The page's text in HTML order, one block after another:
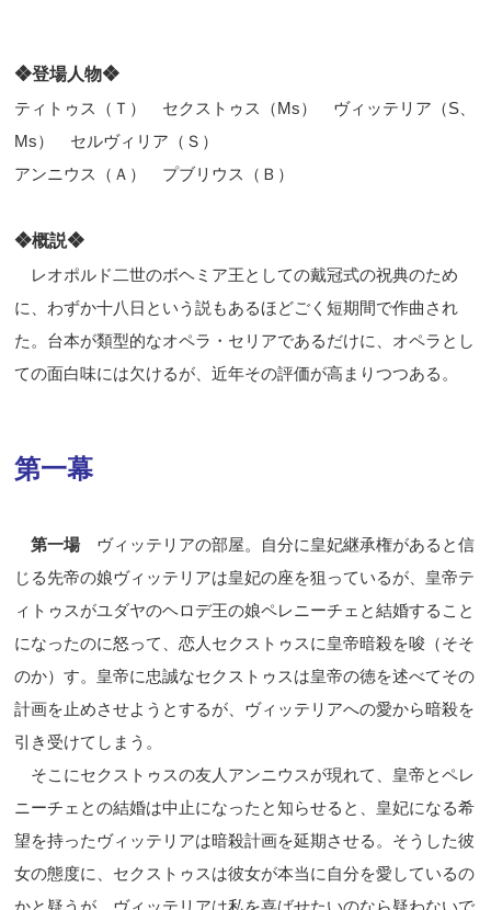
❖登場人物❖
ティトゥス（Ｔ） セクストゥス（Ms） ヴィッテリア（S
Ms） セルヴィリア（Ｓ）
アンニウス（Ａ） プブリウス（Ｂ）
❖概説❖
レオポルド二世のボヘミア王としての戴冠式の祝典のため
に、わずか十八日という説もあるほどごく短期間で作曲され
た。台本が類型的なオペラ・セリアであるだけに、オペラとし
ての面白味には欠けるが、近年その評価が高まりつつある。
第一幕
第一場ヴィッテリアの部屋。自分に皇妃継承権があると信
じる先帝の娘ヴィッテリアは皇妃の座を狙っているが、皇帝テ
ィトゥスがユダヤのヘロデ王の娘ペレニーチェと結婚すること
になったのに怒って、恋人セクストゥスに皇帝暗殺を唆（そそ
のか）す。皇帝に忠誠なセクストゥスは皇帝の徳を述べてその
計画を止めさせようとするが、ヴィッテリアへの愛から暗殺を
引き受けてしまう。
そこにセクストゥスの友人アンニウスが現れて、皇帝とペレ
ニーチェとの結婚は中止になったと知らせると、皇妃になる希
望を持ったヴィッテリアは暗殺計画を延期させる。そうした彼
女の態度に、セクストゥスは彼女が本当に自分を愛しているの
かと疑うが、ヴィッテリアは私を喜ばせたいのなら疑わないで